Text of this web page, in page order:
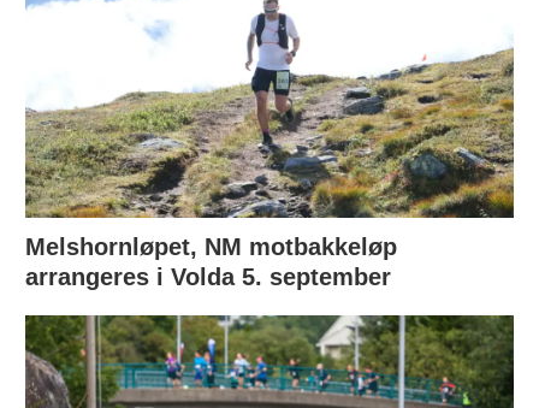
Melshornløpet, NM motbakkeløp
arrangeres i Volda 5. september